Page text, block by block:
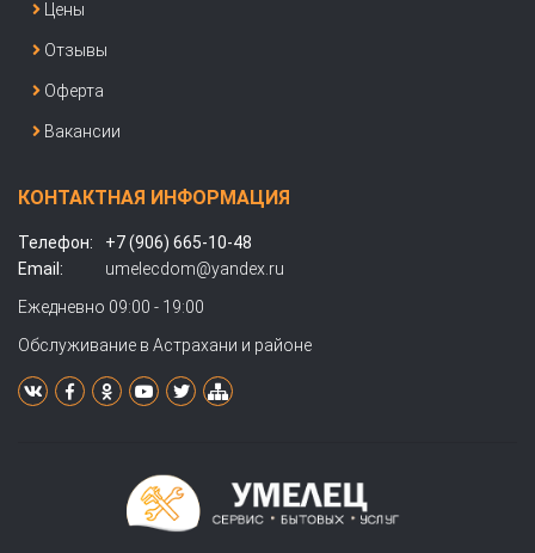
Цены
Отзывы
Оферта
Вакансии
КОНТАКТНАЯ ИНФОРМАЦИЯ
Телефон:
+7 (906) 665-10-48
Email:
umelecdom@yandex.ru
Ежедневно 09:00 - 19:00
Обслуживание в Астрахани и районе